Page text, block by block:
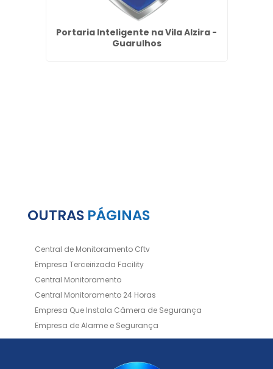
Portaria Inteligente na Vila Alzira -
Guarulhos
OUTRAS PÁGINAS
Central de Monitoramento Cftv
Empresa Terceirizada Facility
Central Monitoramento
Central Monitoramento 24 Horas
Empresa Que Instala Câmera de Segurança
Empresa de Alarme e Segurança
Empresa de Alarmes
Empresa de Facilities